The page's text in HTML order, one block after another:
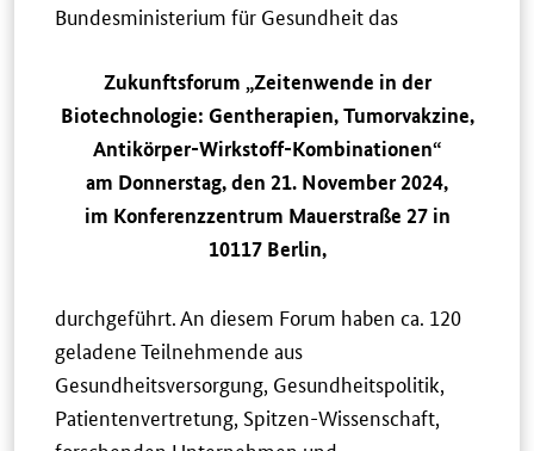
Bundesministerium für Gesundheit das
Zukunftsforum „Zeitenwende in der
Biotechnologie: Gentherapien, Tumorvakzine,
Antikörper-Wirkstoff-Kombinationen“
am Donnerstag, den 21. November 2024,
im Konferenzzentrum Mauerstraße 27 in
10117 Berlin,
durchgeführt. An diesem Forum haben ca. 120
geladene Teilnehmende aus
Gesundheitsversorgung, Gesundheitspolitik,
Patientenvertretung, Spitzen-Wissenschaft,